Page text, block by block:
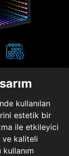
kullanılan
estetik bir
ile etkileyici
ve kaliteli